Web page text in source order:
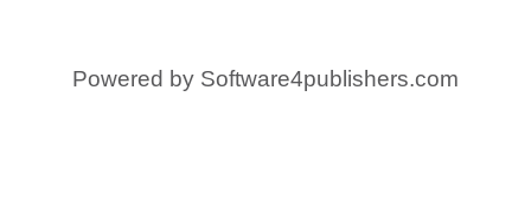
Powered by Software4publishers.com